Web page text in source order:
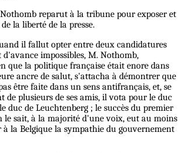
reparut à la tribune pour exposer et
la liberté de la presse.
il fallut opter entre deux candidatures
impossibles, M. Nothomb,
que la politique française était enore dans
ancre de salut, s'attacha à démontrer que
être faite dans un sens antifrançais, et, se
de plusieurs de ses amis, il vota pour le duc
duc de Leuchtenberg ; le succès du premier
le sait, à la majorité d'une voix, eut au moins
à la Belgique la sympathie du gouvernement